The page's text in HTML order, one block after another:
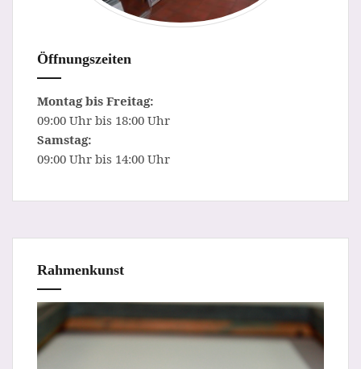
Öffnungszeiten
Montag bis Freitag:
09:00 Uhr bis 18:00 Uhr
Samstag:
09:00 Uhr bis 14:00 Uhr
Rahmenkunst